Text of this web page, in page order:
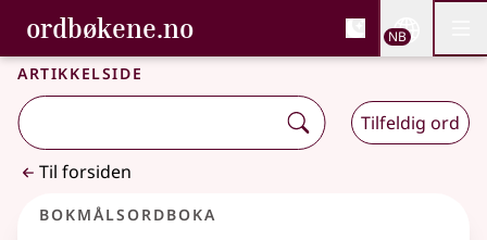
Gå til hovedinnhold
Tilgjengelighet
ordbøkene.no, Bokmålsordboka og
Bokmålsordboka og Nynorskordboka
NB
Artikkelside
Tilfeldig ord
Til forsiden
Bokmålsordboka